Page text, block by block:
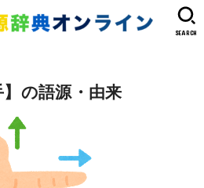
SEARCH
の語源・由来